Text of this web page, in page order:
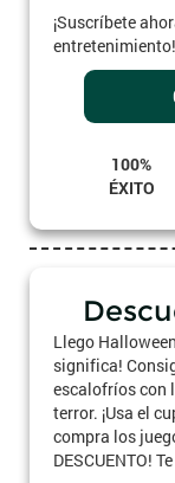
¡Suscríbete
entretenimiento!
100%
ÉXITO
Llego
significa!
escalofríos con
terror. ¡Usa el
compra los
DESCUENTO!